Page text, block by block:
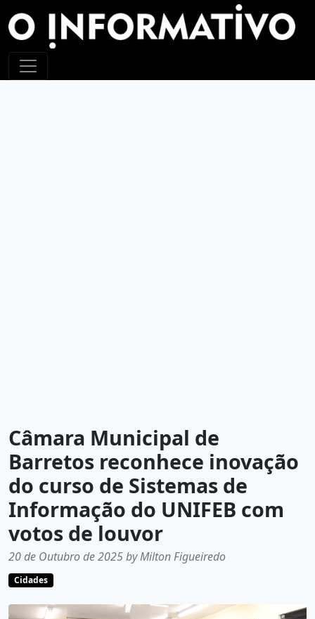
Câmara Municipal de
Barretos reconhece inovação
do curso de Sistemas de
Informação do UNIFEB com
votos de louvor
20 de Outubro de 2025 by Milton Figueiredo
Cidades